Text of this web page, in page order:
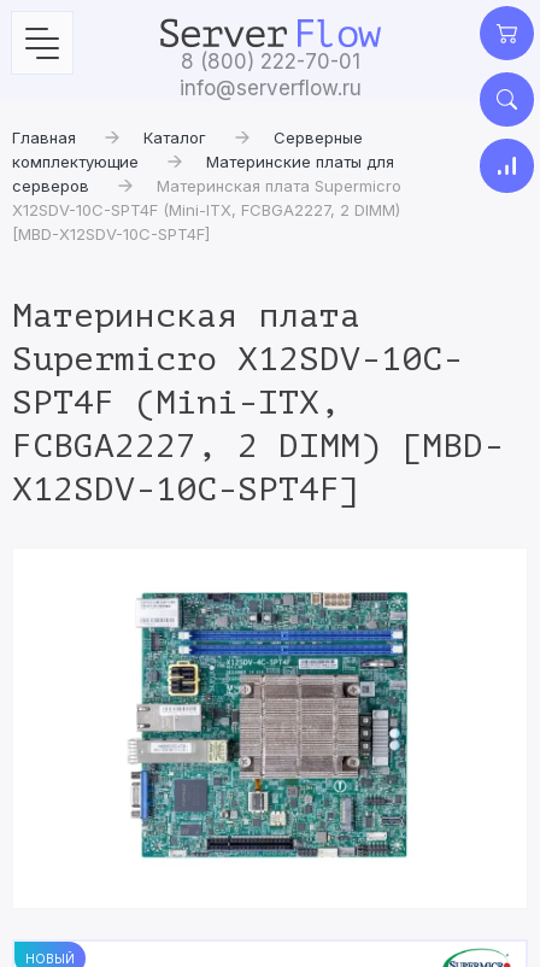
8 (800) 222-70-01
info@serverflow.ru
Главная Каталог
Серверные
комплектующие
Материнские платы для
серверов
Материнская плата Supermicro
X12SDV-10C-SPT4F (Mini-ITX, FCBGA2227, 2 DIMM)
[MBD-X12SDV-10C-SPT4F]
Материнская плата
Supermicro X12SDV-10C-
SPT4F (Mini-ITX,
FCBGA2227, 2 DIMM) [MBD-
X12SDV-10C-SPT4F]
НОВЫЙ